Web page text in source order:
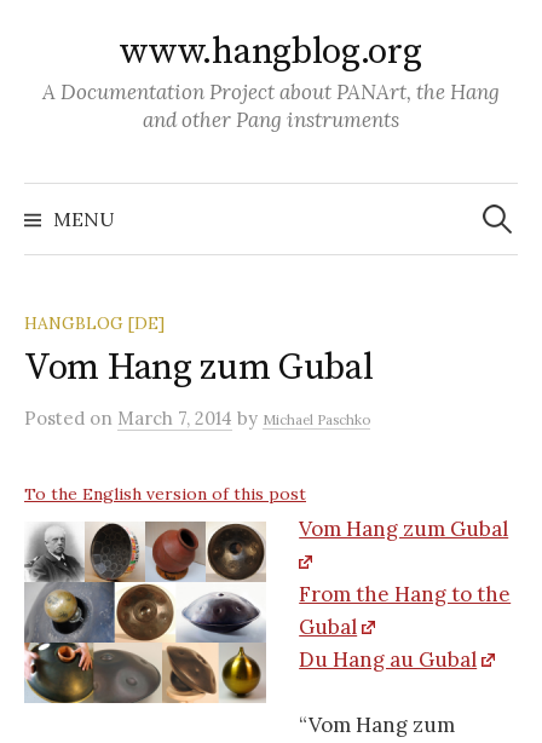
o
c
n
t
www.hangblog.org
A Documentation Project about PANArt, the Hang
and other Pang instruments
MENU e
a
HANGBLOG [DE]
Vom Hang zum Gubal
Posted on March 7, 2014 by Michael Paschko
To the English version of this post
Vom Hang zum Gubal
From the Hang to the
Gubal
Du Hang au Gubal
“Vom Hang zum